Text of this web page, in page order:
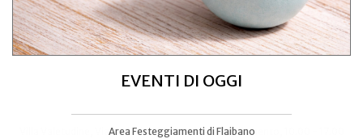
EVENTI DI OGGI
Area Festeggiamenti di Flaibano
Talmassons